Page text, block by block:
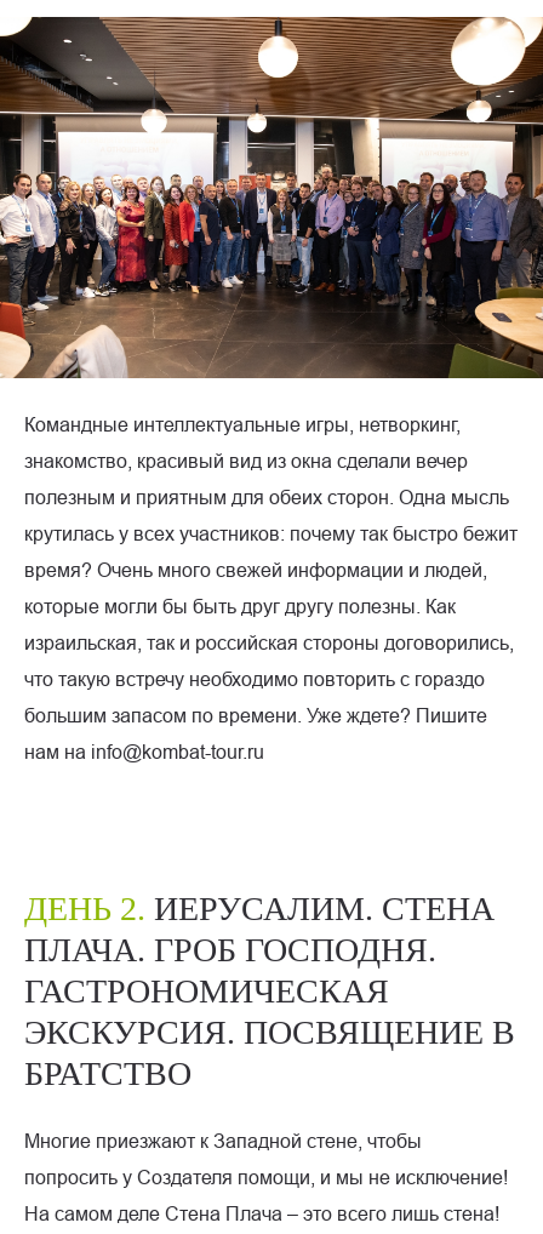
Командные интеллектуальные игры, нетворкинг,
знакомство, красивый вид из окна сделали вечер
полезным и приятным для обеих сторон. Одна мысль
крутилась у всех участников: почему так быстро бежит
время? Очень много свежей информации и людей,
которые могли бы быть друг другу полезны. Как
израильская, так и российская стороны договорились,
что такую встречу необходимо повторить с гораздо
большим запасом по времени. Уже ждете? Пишите
нам на info@kombat-tour.ru
ДЕНЬ 2. ИЕРУСАЛИМ. СТЕНА
ПЛАЧА. ГРОБ ГОСПОДНЯ.
ГАСТРОНОМИЧЕСКАЯ
ЭКСКУРСИЯ. ПОСВЯЩЕНИЕ В
БРАТСТВО
Многие приезжают к Западной стене, чтобы
попросить у Создателя помощи, и мы не исключение!
На самом деле Стена Плача – это всего лишь стена!